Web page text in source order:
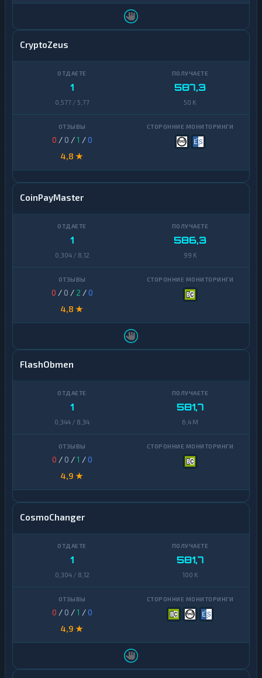
CryptoZeus
1
0,577 / 5,77
587,3
50 K
0 / 0 /1 /0
4,8 ★
CoinPayMaster
1
0,304 / 8,12
586,3
99 K
0 / 0 / 2 /0
4,8 ★
FlashObmen
1
0,344 / 8,34
581,7
6,4 M
0 / 0 /1 /0
4,9 ★
CosmoChanger
1
0,304 / 8,12
581,7
100 K
0 / 0 /1 /0
4,9 ★